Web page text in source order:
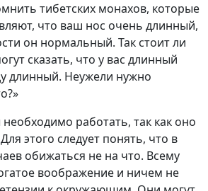
тибетских монахов, которые
что ваш нос очень длинный,
он нормальный. Так стоит ли
сказать, что у вас длинный
длинный. Неужели нужно
работать, так как оно
этого следует понять, что в
обижаться не на что. Всему
воображение и ничем не